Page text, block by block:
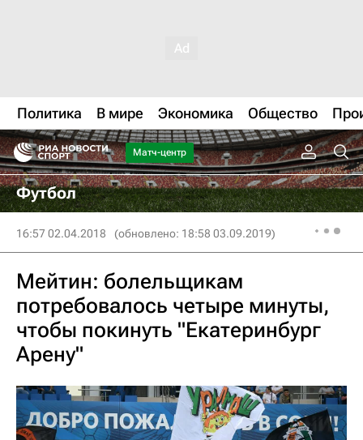
Политика В мире Экономика Общество
Матч-центр
Футбол
16:57 02.04.2018 (обновлено: 18:58 03.09.2019)
Мейтин: болельщикам
потребовалось четыре минуты,
чтобы покинуть "Екатеринбург
Арену"